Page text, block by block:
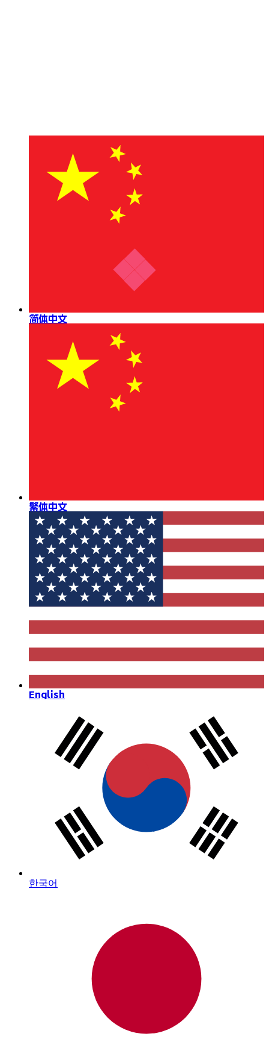
简体中文
繁体中文
English
한국어